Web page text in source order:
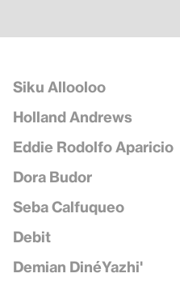
Siku Allooloo
Holland Andrews
Eddie Rodolfo Aparicio
Dora Budor
Seba Calfuqueo
Debit
Demian DinéYazhi'